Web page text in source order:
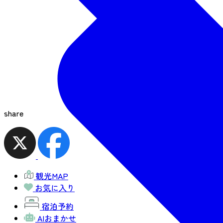
share
観光MAP
お気に入り
宿泊予約
AIおまかせ